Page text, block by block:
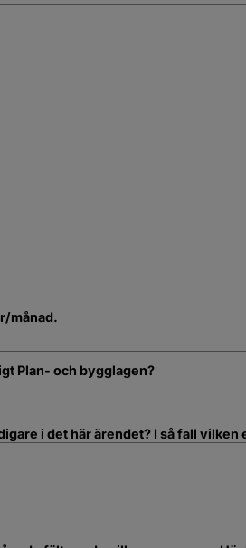
månad.
Plan- och bygglagen?
Plan- och bygglagen?
i det här ärendet? I så fall vilken